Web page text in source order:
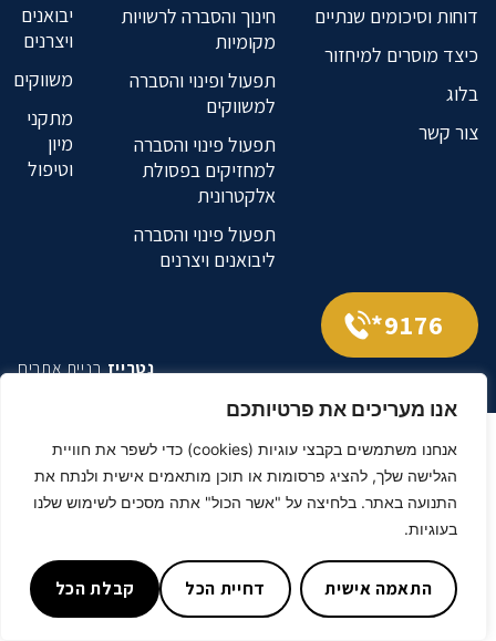
אנו מעריכים את פרטיותכם
אנחנו משתמשים בקבצי עוגיות (cookies) כדי לשפר את חוויית
הגלישה שלך, להציג פרסומות או תוכן מותאמים אישית ולנתח את
התנועה באתר. בלחיצה על "אשר הכול" אתה מסכים לשימוש שלנו
בעוגיות.
התאמה אישית דחיית הכל קבלת הכל
דוחות וסיכומים שנתיים
כיצד מוסרים למיחזור
בלוג
צור קשר
חינוך והסברה לרשויות
מקומיות
תפעול ופינוי והסברה
למשווקים
תפעול פינוי והסברה
למחזיקים בפסולת
אלקטרונית
תפעול פינוי והסברה
ליבואנים ויצרנים
יבואנים
ויצרנים
משווקים
מתקני
מיון
וטיפול
9176*
נטרייזבניית אתרים